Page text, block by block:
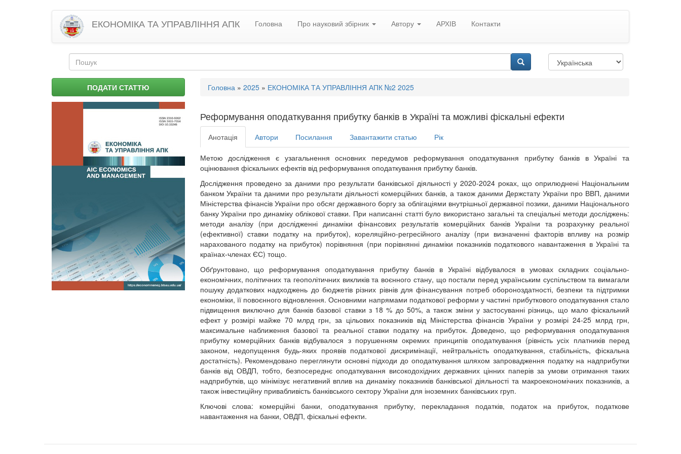
ЕКОНОМІКА ТА УПРАВЛІННЯ АПК Головна Про науковий збірник Автору АРХІВ Контакти
Пошукова
форма
ПОДАТИ СТАТТЮ Ви
тут
Головна » 2025 » ЕКОНОМІКА ТА УПРАВЛІННЯ АПК №2 2025
Реформування оподаткування прибутку банків в Україні та можливі фіскальні ефекти
Анотація Автори Посилання Завантажити статью Рік
Метою дослідження є узагальнення основних передумов реформування оподаткування прибутку банків в Україні та
оцінювання фіскальних ефектів від реформування оподаткування прибутку банків.
Дослідження проведено за даними про результати банківської діяльності у 2020-2024 роках, що оприлюднені Національним
банком України та даними про результати діяльності комерційних банків, а також даними Держстату України про ВВП, даними
Міністерства фінансів України про обсяг державного боргу за облігаціями внутрішньої державної позики, даними Національного
банку України про динаміку облікової ставки. При написанні статті було використано загальні та спеціальні методи досліджень:
методи аналізу (при дослідженні динаміки фінансових результатів комерційних банків України та розрахунку реальної
(ефективної) ставки податку на прибуток), кореляційно-регресійного аналізу (при визначенні факторів впливу на розмір
нарахованого податку на прибуток) порівняння (при порівнянні динаміки показників податкового навантаження в Україні та
країнах-членах ЄС) тощо.
Обґрунтовано, що реформування оподаткування прибутку банків в Україні відбувалося в умовах складних соціально-
економічних, політичних та геополітичних викликів та воєнного стану, що постали перед українським суспільством та вимагали
пошуку додаткових надходжень до бюджетів різних рівнів для фінансування потреб обороноздатності, безпеки та підтримки
економіки, її повоєнного відновлення. Основними напрямами податкової реформи у частині прибуткового оподаткування стало
підвищення виключно для банків базової ставки з 18 % до 50%, а також зміни у застосуванні різниць, що мало фіскальний
ефект у розмірі майже 70 млрд грн, за цільових показників від Міністерства фінансів України у розмірі 24-25 млрд грн,
максимальне наближення базової та реальної ставки податку на прибуток. Доведено, що реформування оподаткування
прибутку комерційних банків відбувалося з порушенням окремих принципів оподаткування (рівність усіх платників перед
законом, недопущення будь-яких проявів податкової дискримінації, нейтральність оподаткування, стабільність, фіскальна
достатність). Рекомендовано переглянути основні підходи до оподаткування шляхом запровадження податку на надприбутки
банків від ОВДП, тобто, безпосереднє оподаткування високодохідних державних цінних паперів за умови отримання таких
надприбутків, що мінімізує негативний вплив на динаміку показників банківської діяльності та макроекономічних показників, а
також інвестиційну привабливість банківського сектору України для іноземних банківських груп.
Ключові слова: комерційні банки, оподаткування прибутку, перекладання податків, податок на прибуток, податкове
навантаження на банки, ОВДП, фіскальні ефекти.